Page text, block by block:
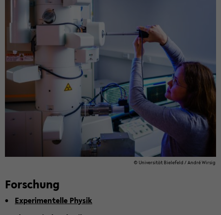
© Uni­ver­si­tät Bie­le­feld / André Wir­sig
For­schung
Ex­pe­ri­men­tel­le Phy­sik